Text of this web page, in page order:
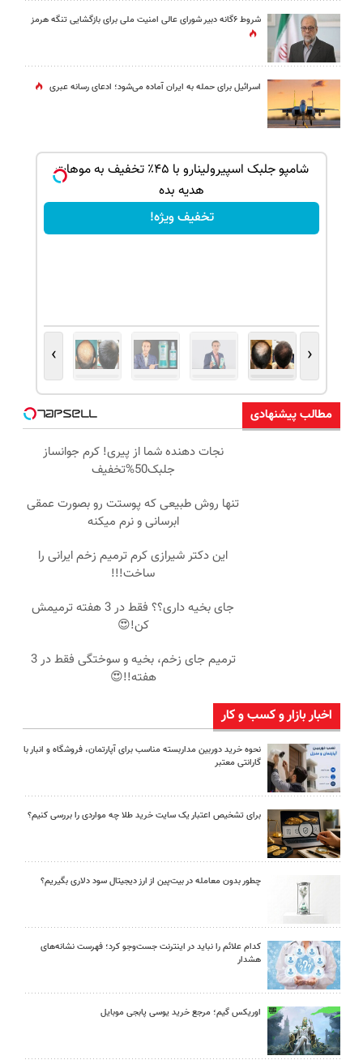
شروط ۶گانه دبیر شورای عالی امنیت ملی برای بازگشایی تنگه هرمز
اسرائیل برای حمله به ایران آماده می‌شود؛ ادعای رسانه عبری
شامپو جلبک اسپیرولینارو با ۴۵٪ تخفیف به موهات
هدیه بده
تخفیف ویژه!
‹
›
مطالب پیشنهادی
نجات دهنده شما از پیری! کرم جوانساز
جلبک50%تخفیف
تنها روش طبیعی که پوستت رو بصورت عمقی
ابرسانی و نرم میکنه
این دکتر شیرازی کرم ترمیم زخم ایرانی را
ساخت!!!
جای بخیه داری؟؟ فقط در 3 هفته ترمیمش
کن!😍
ترمیم جای زخم، بخیه و سوختگی فقط در 3
هفته!!😍
اخبار بازار و کسب و کار
نحوه خرید دوربین مداربسته مناسب برای آپارتمان، فروشگاه و انبار با
گارانتی معتبر
برای تشخیص اعتبار یک سایت خرید طلا چه مواردی را بررسی کنیم؟
چطور بدون معامله در بیت‌پین از ارز دیجیتال سود دلاری بگیریم؟
کدام علائم را نباید در اینترنت جست‌وجو کرد؛ فهرست نشانه‌های
هشدار
اوریکس گیم؛ مرجع خرید یوسی پابجی موبایل